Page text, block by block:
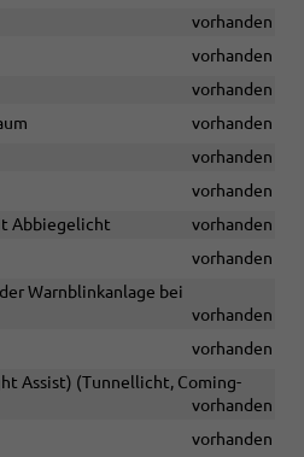
vorhanden
vorhanden
vorhanden
vorhanden
vorhanden
vorhanden
Abbiegelicht
vorhanden
vorhanden
Warnblinkanlage bei
vorhanden
vorhanden
Assist) (Tunnellicht, Coming-
vorhanden
vorhanden